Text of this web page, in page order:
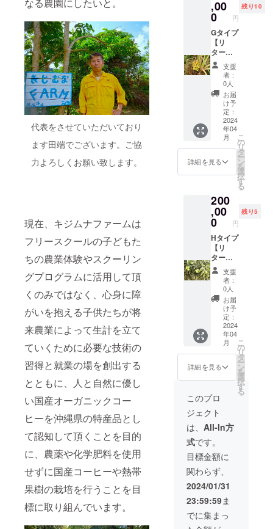
代表をさせていただいており
ます田端でございます。ご協
力よろしくお願い致します。
現在、キジムナファームは
フリースクールの子どもた
ちの農業体験やスクーリン
グプログラムに活用して頂
くのみではなく、心身に障
がいを抱える子供たちが将
来農業によって生計を立て
ていくために必要な技術の
習得と就業の場を創出する
とともに、人と自然に優し
い国産オーガニックコー
ヒーを沖縄県の特産品とし
て認知して頂くことを目的
に、農薬や化学肥料を使用
せずに国産コーヒーや熱帯
果樹の栽培を行うことを目
標に取り組んでいます。
す。 商
品開封
前には
必ずお
届けの
リター
ンに貼
付され
たラベ
ルや注
意書き
をご確
認くだ
い。」
料・消
費税込
写真は
イメー
ジにな
りま
す。
2024年
4月末ま
でにお
届けし
ます。
ハーブ
ティー
量1ｇの
ティー
バッグ
タイプ
で賞味
期限は
2024年
9月末ま
で 「原
材料及
び添加
物等の
示はお
届け商
表記さ
れま
す。 商
前には
必ずお
届けの
リター
ンに貼
付され
たラベ
ルや注
意書き
をご確
認くだ
３．オ
リジナ
ブレン
ドコー
ヒー 農
薬を使
に栽培
したペ
ルー・
エチオ
ピア・
沖縄産
コー
ヒーを
ブレン
用せず
に栽培
した沖
縄の
ハー
ブ、月
桃・
ふーち
ば等を
ブレン
ドした
ティー
バッグ
10個
（賞味
期間6ヵ
月・内
容量1個
定オリ
ジナル
うめ吉
マグ
カップ
「風の
画家」
中島潔
画伯デ
ザイン
のオリ
ジナル
うめ吉
No.わん
マグ
カップ1
個（非
売品）
器 サ
径×高
さ) 約
8x9.5(c
m) 容
量 約
360ml
５．
コー
木お家
でキジ
ムナ
め吉
パッ
ケージ
のキジ
ムナ
No.ONE
コー
ヒーの
中煎
り・浅
煎りの
ドリッ
プバッ
グ各6個
（賞味
期間
12ヵ
容量1個
非売
品）
３．キ
ジムナ
ハーブ
ティー
農薬や
化学肥
料を使
用せず
に栽培
した沖
縄の
ハー
ブ、月
桃・
ふーち
ば等を
ティー
バッグ
10個
（賞味
期間6ヵ
月・内
容量1個
1.5ｇ）
４．美
ら花
ハーブ
ティー
・ハイ
ビスカ
担）
２．沖
縄キジ
ムナ
ファー
ム第２
農園に
オー
ナー
ネーム
プレー
ト（木
製8×20
ｃｍ）
を設置
３．令
和9年3
月31日
まで3年
内に植
え付け
する
コー
ヒー苗
１本の
オー
ナー様
とし
て、園
内施設
の使
用・栽
培作業
ができ
ます。
会員期
間中の3
年間、1
年ごと
に収穫
時期に
なりま
したら
有機栽
培コー
ヒー
200gを
お届
け。（4
年目か
らは更
新料
5000円/
用可＆
毎年1月
末開催
のビッ
グイベ
ント
「Kijim
una 桜
Festival
」に
オー
ナーと
して参
加可
（いず
れも要
電話予
約、交
通・宿
自己負
担）
２．沖
縄キジ
ムナ
ファー
ム第２
農園に
オー
ナー
ネーム
プレー
ト（木
製8×20
ｃｍ）
を設置
３．令
和9年3
月31日
まで3年
間、園
内に植
え付け
する
コー
ヒー、
グア
バ、
シーク
アサー
の木各
１本の
オー
ナー様
,00
0 円
残り10
Gタイプ
【リ
ター
ン】
１．キ
ジムナ
ファー
ムオー
ナー会
員証 令
和6年4
月1日か
ら3年
間、農
園内施
設を年1
まで利
用可＆
毎年1月
末開催
のビッ
グイベ
ント
「Kijim
una 桜
Festival
」に
オー
ナーと
して参
加可
（いず
れも要
電話予
約、交
通・宿
泊費は
自己負
担）
２．沖
縄キジ
ムナ
ファー
ム第２
農園に
オー
ナー
ネーム
プレー
ト（木
支援
者：
0人
お届
け予
定：
2024
年04
月
詳細を見る
こ
の
リ
タ
ー
ン
を
選
択
す
る
200
,00
0 円
残り5
Hタイプ
【リ
ター
ン】
１．キ
ジムナ
ファー
ムオー
ナー会
員証 令
和6年4
月1日か
ら3年
間、農
園内施
設を年1
回4時間
まで利
用可＆
毎年1月
末開催
のビッ
グイベ
ント
「Kijim
una 桜
Festival
」に
オー
ナーと
支援
者：
0人
お届
け予
定：
2024
年04
月
詳細を見る
こ
の
リ
タ
ー
ン
を
選
択
す
る
このプロ
ジェクト
は、 All-In方
式です。
目標金額に
関わらず、
2024/01/31
23:59:59ま
でに集まっ